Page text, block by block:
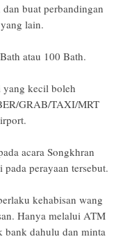
buat perbandingan
lain.
atau 100 Bath.
kecil boleh
GRAB/TAXI/MRT
acara Songkhran
perayaan tersebut.
kehabisan wang
Hanya melalui ATM
bank dahulu dan minta